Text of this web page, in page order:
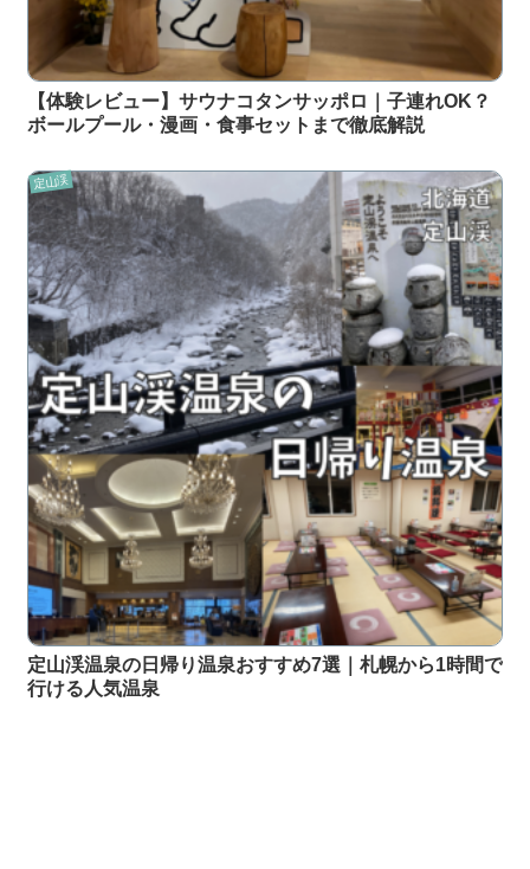
【体験レビュー】サウナコタンサッポロ｜子連れOK？
ボールプール・漫画・食事セットまで徹底解説
定山渓
定山渓温泉の日帰り温泉おすすめ7選｜札幌から1時間で
行ける人気温泉